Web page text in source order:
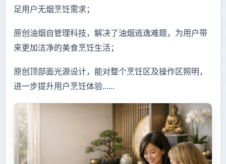
足用户无烟烹饪需求；
原创油烟自管理科技，解决了油烟逃逸难题，为用户带
来更加洁净的美食烹饪生活；
原创顶部面光源设计，能对整个烹饪区及操作区照明，
进一步提升用户烹饪体验......